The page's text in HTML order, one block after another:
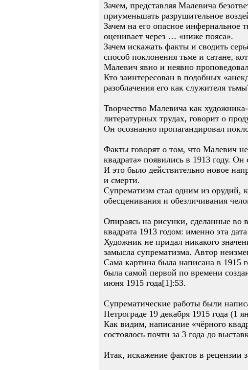
Зачем, представляя Малевича
приуменьшать разрушительное
Зачем на его опасное инфернальное
оценивает через … «ниже пояса».
Зачем искажать факты и сводить
способ поклонения тьме и сатане,
Малевич явно и неявно
Кто заинтересован в подобных
разоблачения его как служителя
Творчество Малевича как
литературных трудах, говорит о
Он осознанно пропагандировал
Факты говорят о том, что Малевич
квадрата» появились в 1913 году.
И это было действительно новое
и смерти.
Супрематизм стал одним из орудий,
обесценивания и обезличивания
Опираясь на рисунки, сделанные во
квадрата 1913 годом: именно эта
Художник не придал никакого
замысла супрематизма. Автор
Сама картина была написана в 1915
была самой первой по времени
июня 1915 года[1]:53.
Супрематические работы были
Петрограде 19 декабря 1915 года (1
Как видим, написание «чёрного
состоялось почти за 3 года до
Итак, искажение фактов в рецензии